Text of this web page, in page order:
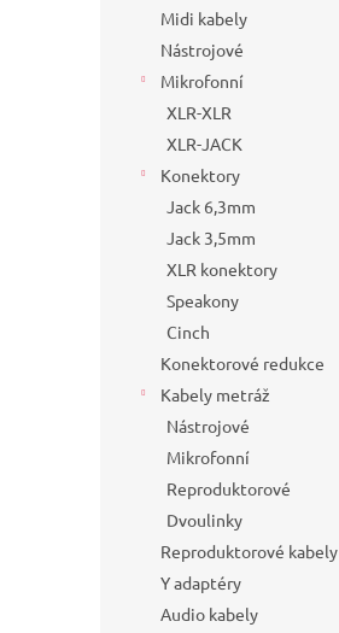
Midi kabely
Nástrojové
Mikrofonní
XLR-XLR
XLR-JACK
Konektory
Jack 6,3mm
Jack 3,5mm
XLR konektory
Speakony
Cinch
Konektorové redukce
Kabely metráž
Nástrojové
Mikrofonní
Reproduktorové
Dvoulinky
Reproduktorové kabely
Y adaptéry
Audio kabely